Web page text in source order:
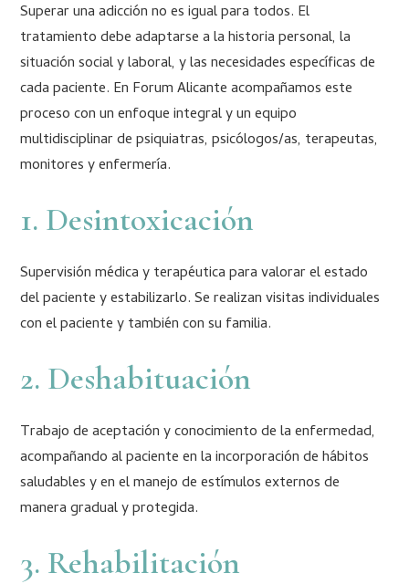
Superar una adicción no es igual para todos. El
tratamiento debe adaptarse a la historia personal, la
situación social y laboral, y las necesidades específicas de
cada paciente. En Forum Alicante acompañamos este
proceso con un enfoque integral y un equipo
multidisciplinar de psiquiatras, psicólogos/as, terapeutas,
monitores y enfermería.
1. Desintoxicación
Supervisión médica y terapéutica para valorar el estado
del paciente y estabilizarlo. Se realizan visitas individuales
con el paciente y también con su familia.
2. Deshabituación
Trabajo de aceptación y conocimiento de la enfermedad,
acompañando al paciente en la incorporación de hábitos
saludables y en el manejo de estímulos externos de
manera gradual y protegida.
3. Rehabilitación